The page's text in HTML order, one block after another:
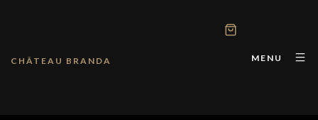
MENU
CHÂTEAU BRANDA